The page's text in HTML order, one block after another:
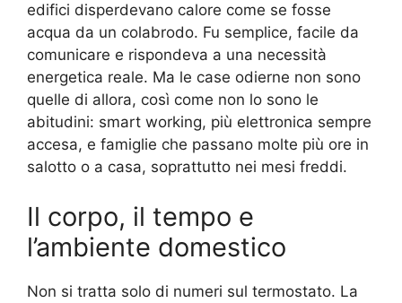
edifici disperdevano calore come se fosse
acqua da un colabrodo. Fu semplice, facile da
comunicare e rispondeva a una necessità
energetica reale. Ma le case odierne non sono
quelle di allora, così come non lo sono le
abitudini: smart working, più elettronica sempre
accesa, e famiglie che passano molte più ore in
salotto o a casa, soprattutto nei mesi freddi.
Il corpo, il tempo e
l’ambiente domestico
Non si tratta solo di numeri sul termostato. La